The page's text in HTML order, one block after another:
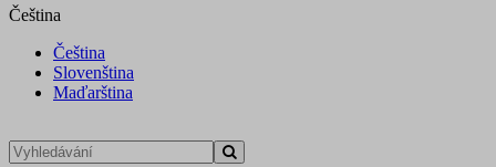
Čeština
Čeština
Slovenština
Maďarština